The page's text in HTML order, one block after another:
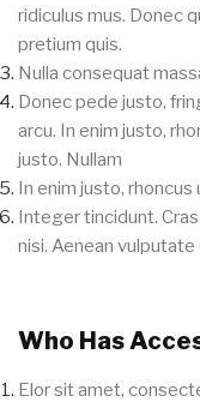
ridiculus mus. Donec
pretium quis.
Nulla consequat
Donec pede justo,
arcu. In enim justo,
justo. Nullam
In enim justo,
Integer tincidunt.
nisi. Aenean
Who Has
Elor sit amet,